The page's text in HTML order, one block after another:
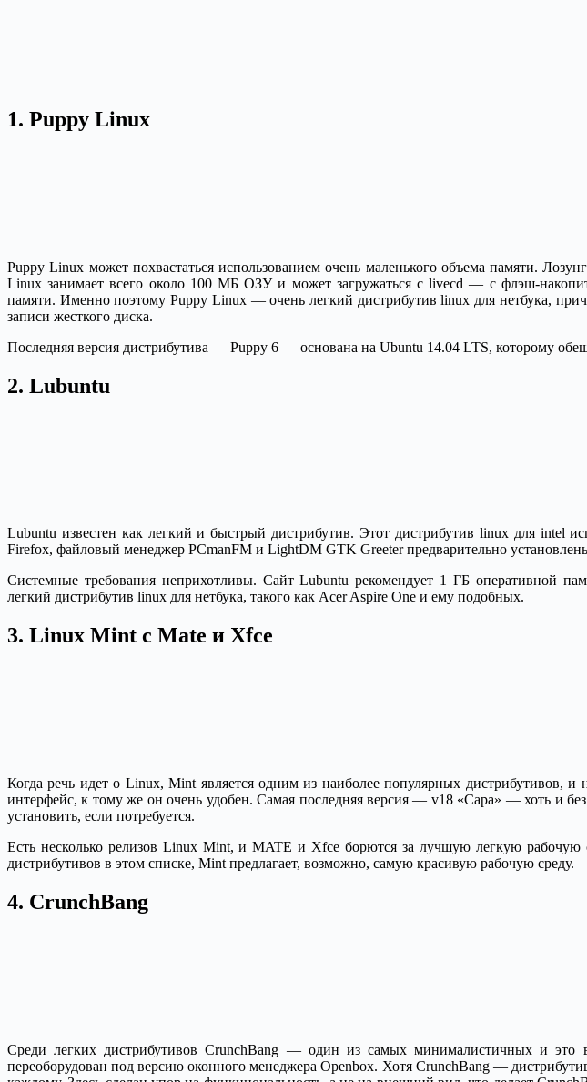
1. Puppy Linux
Puppy Linux может похвастаться использованием очень маленького объема памяти.
Linux занимает всего около 100 МБ ОЗУ и может загружаться с livecd — с флэш-
памяти. Именно поэтому Puppy Linux — очень легкий дистрибутив linux для нетбука,
записи жесткого диска.
Последняя версия дистрибутива — Puppy 6 — основана на Ubuntu 14.04 LTS, которому
2. Lubuntu
Lubuntu известен как легкий и быстрый дистрибутив. Этот дистрибутив linux для intel
Firefox, файловый менеджер PCmanFM и LightDM GTK Greeter предварительно
Системные требования неприхотливы. Сайт Lubuntu рекомендует 1 ГБ оперативной
легкий дистрибутив linux для нетбука, такого как Acer Aspire One и ему подобных.
3. Linux Mint с Mate и Xfce
Когда речь идет о Linux, Mint является одним из наиболее популярных
интерфейс, к тому же он очень удобен. Самая последняя версия — v18 «Сара» — хоть и
установить, если потребуется.
Есть несколько релизов Linux Mint, и MATE и Xfce борются за лучшую легкую
дистрибутивов в этом списке, Mint предлагает, возможно, самую красивую рабочую среду.
4. CrunchBang
Среди легких дистрибутивов CrunchBang — один из самых минималистичных и это
переоборудован под версию оконного менеджера Openbox. Хотя CrunchBang —